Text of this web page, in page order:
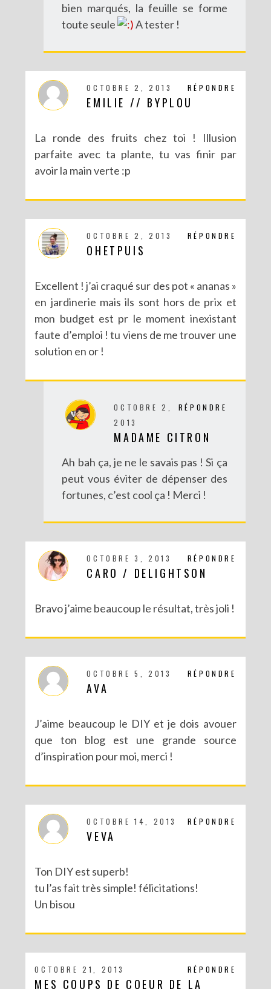
bien marqués, la feuille se forme
toute seule
A tester !
RÉPONDRE
OCTOBRE 2, 2013
EMILIE // BYPLOU
La ronde des fruits chez toi ! Illusion
parfaite avec ta plante, tu vas finir par
avoir la main verte :p
RÉPONDRE
OCTOBRE 2, 2013
OHETPUIS
Excellent ! j’ai craqué sur des pot « ananas »
en jardinerie mais ils sont hors de prix et
mon budget est pr le moment inexistant
faute d’emploi ! tu viens de me trouver une
solution en or !
RÉPONDRE
OCTOBRE 2,
2013
MADAME CITRON
Ah bah ça, je ne le savais pas ! Si ça
peut vous éviter de dépenser des
fortunes, c’est cool ça ! Merci !
RÉPONDRE
OCTOBRE 3, 2013
CARO / DELIGHTSON
Bravo j’aime beaucoup le résultat, très joli !
RÉPONDRE
OCTOBRE 5, 2013
AVA
J’aime beaucoup le DIY et je dois avouer
que ton blog est une grande source
d’inspiration pour moi, merci !
RÉPONDRE
OCTOBRE 14, 2013
VEVA
Ton DIY est superb!
tu l’as fait très simple! félicitations!
Un bisou
RÉPONDRE
OCTOBRE 21, 2013
MES COUPS DE COEUR DE LA